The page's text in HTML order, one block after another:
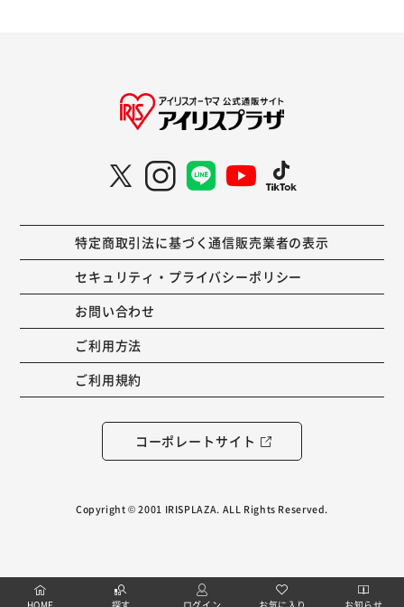
特定商取引法に基づく通信販売業者の表示
セキュリティ・プライバシーポリシー
お問い合わせ
ご利用方法
ご利用規約
コーポレートサイト
Copyright © 2001 IRISPLAZA. ALL Rights Reserved.